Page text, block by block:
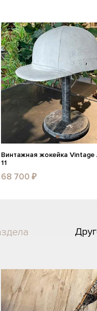
Винтажная жокейка Vintage
11
68 700 ₽